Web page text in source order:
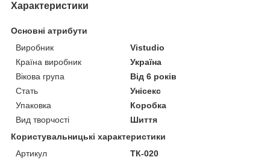
Характеристики
Основні атрибути
Виробник
Vistudio
Країна виробник
Україна
Вікова група
Від 6 років
Стать
Унісекс
Упаковка
Коробка
Вид творчості
Шиття
Користувальницькі характеристики
Артикул
ТК-020